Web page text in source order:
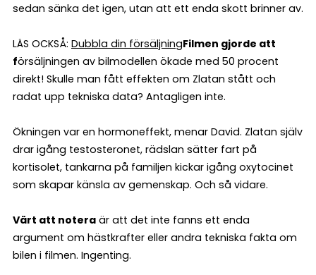
sedan sänka det igen, utan att ett enda skott brinner av.
LÄS OCKSÅ: Dubbla din försäljningFilmen gjorde att
försäljningen av bilmodellen ökade med 50 procent
direkt! Skulle man fått effekten om Zlatan stått och
radat upp tekniska data? Antagligen inte.
Ökningen var en hormoneffekt, menar David. Zlatan själv
drar igång testosteronet, rädslan sätter fart på
kortisolet, tankarna på familjen kickar igång oxytocinet
som skapar känsla av gemenskap. Och så vidare.
Värt att notera är att det inte fanns ett enda
argument om hästkrafter eller andra tekniska fakta om
bilen i filmen. Ingenting.